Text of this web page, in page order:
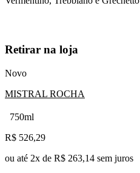
Retirar na loja
Novo
MISTRAL ROCHA
750ml
R$ 526,29
ou até 2x de R$ 263,14 sem juros